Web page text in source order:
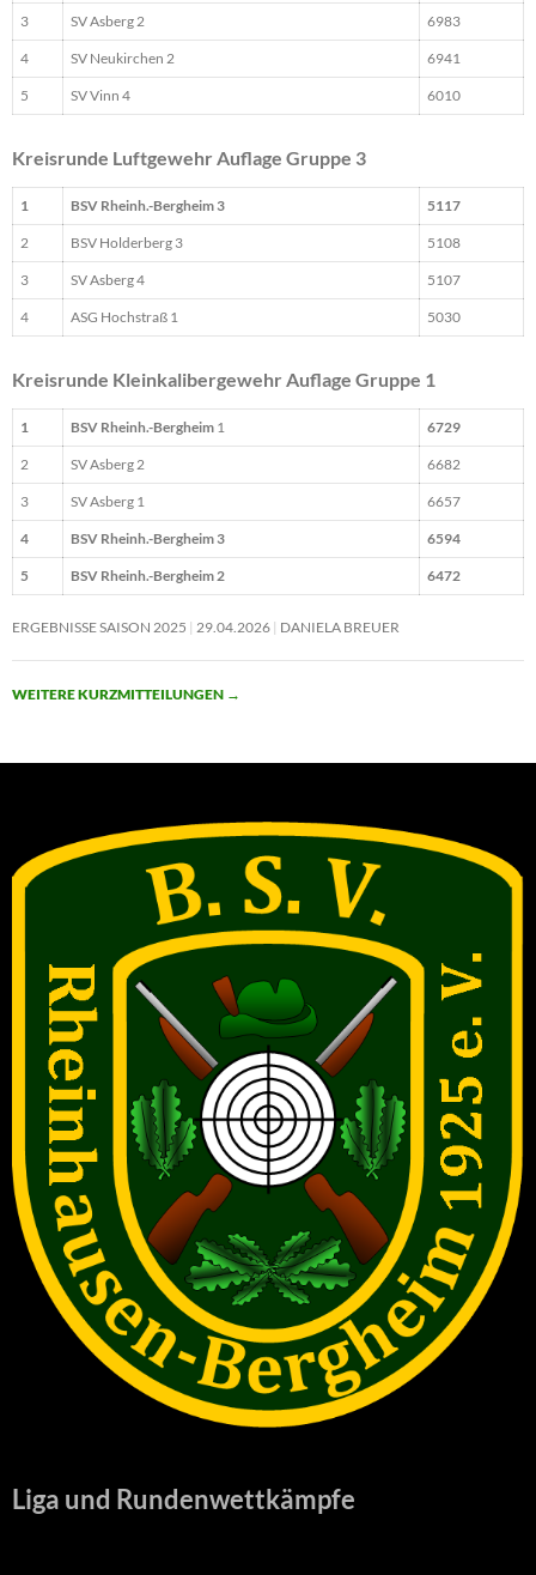
3 SV Asberg 2 6983
4 SV Neukirchen 2 6941
5 SV Vinn 4 6010
Kreisrunde Luftgewehr Auflage Gruppe 3
1 BSV Rheinh.-Bergheim 3 5117
2 BSV Holderberg 3 5108
3 SV Asberg 4 5107
4 ASG Hochstraß 1 5030
Kreisrunde Kleinkalibergewehr Auflage Gruppe 1
1 BSV Rheinh.-Bergheim 1 6729
2 SV Asberg 2 6682
3 SV Asberg 1 6657
4 BSV Rheinh.-Bergheim 3 6594
5 BSV Rheinh.-Bergheim 2 6472
ERGEBNISSE SAISON 2025 29.04.2026 DANIELA BREUER
WEITERE KURZMITTEILUNGEN →
Liga und Rundenwettkämpfe